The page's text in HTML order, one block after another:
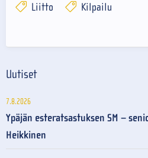
Liitto Kilpailu
Uutiset
7.8.2026
Ypäjän esteratsastuksen SM –
Heikkinen